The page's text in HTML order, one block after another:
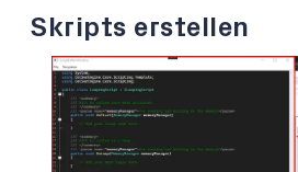
Skripts erstellen